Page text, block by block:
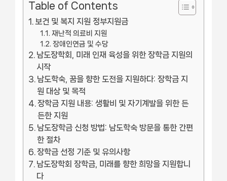
Table of Contents
보건 및 복지 지원 정부지원금
재난적 의료비 지원
장애인연금 및 수당
남도장학회, 미래 인재 육성을 위한 장학금 지원의
시작
남도학숙, 꿈을 향한 도전을 지원하다: 장학금 지
원 대상 및 목적
장학금 지원 내용: 생활비 및 자기계발을 위한 든
든한 지원
남도장학금 신청 방법: 남도학숙 방문을 통한 간편
한 절차
장학금 선정 기준 및 유의사항
남도장학회 장학금, 미래를 향한 희망을 지원합니
다